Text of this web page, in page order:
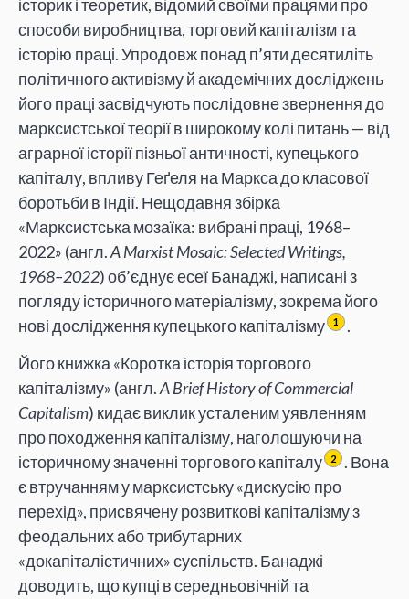
історик і теоретик, відомий своїми працями про
способи виробництва, торговий капіталізм та
історію праці. Упродовж понад п’яти десятиліть
політичного активізму й академічних досліджень
його праці засвідчують послідовне звернення до
марксистської теорії в широкому колі питань — від
аграрної історії пізньої античності, купецького
капіталу, впливу Геґеля на Маркса до класової
боротьби в Індії. Нещодавня збірка
«Марксистська мозаїка: вибрані праці, 1968–
2022» (англ.A Marxist Mosaic: Selected Writings,
1968–2022) об’єднує есеї Банаджі, написані з
погляду історичного матеріалізму, зокрема його
нові дослідження купецького капіталізму
1
.
Його книжка «Коротка історія торгового
капіталізму» (англ.A Brief History of Commercial
Capitalism) кидає виклик усталеним уявленням
про походження капіталізму, наголошуючи на
історичному значенні торгового капіталу
2
. Вона
є втручанням у марксистську «дискусію про
перехід», присвячену розвиткові капіталізму з
феодальних або трибутарних
«докапіталістичних» суспільств. Банаджі
доводить, що купці в середньовічній та